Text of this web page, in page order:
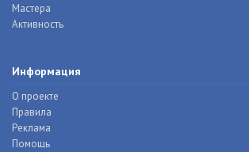
Мастера
Активность
Информация
О проекте
Правила
Реклама
Помощь